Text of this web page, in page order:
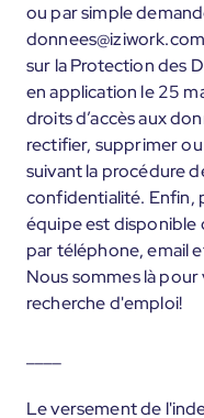
ou par simple
sur la Protection des
en application le 25
droits d’accès aux
rectifier, supprimer
suivant la procédure
confidentialité. Enfin,
équipe est disponible
par téléphone, email
Nous sommes là
recherche d'emploi!
Le versement de